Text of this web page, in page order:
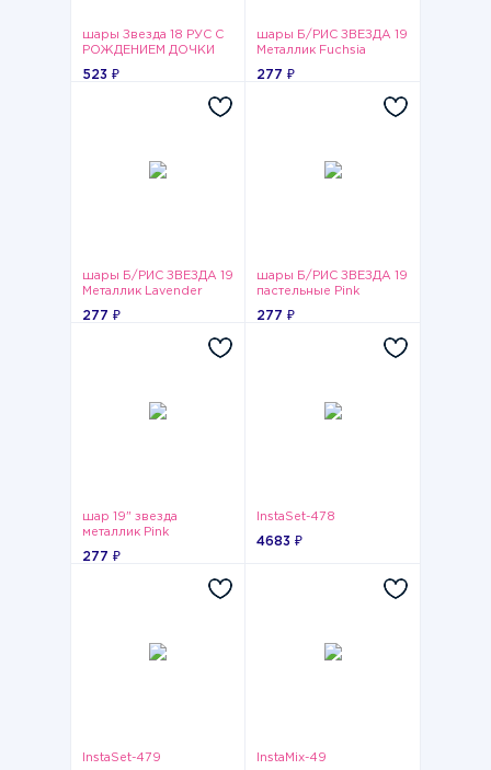
шары Звезда 18 РУС С
РОЖДЕНИЕМ ДОЧКИ
523 ₽
шары Б/РИС ЗВЕЗДА 19
Металлик Fuchsia
277 ₽
шары Б/РИС ЗВЕЗДА 19
Металлик Lavender
277 ₽
шары Б/РИС ЗВЕЗДА 19
пастельные Pink
277 ₽
шар 19" звезда
металлик Pink
277 ₽
InstaSet-478
4683 ₽
InstaSet-479 InstaMix-49